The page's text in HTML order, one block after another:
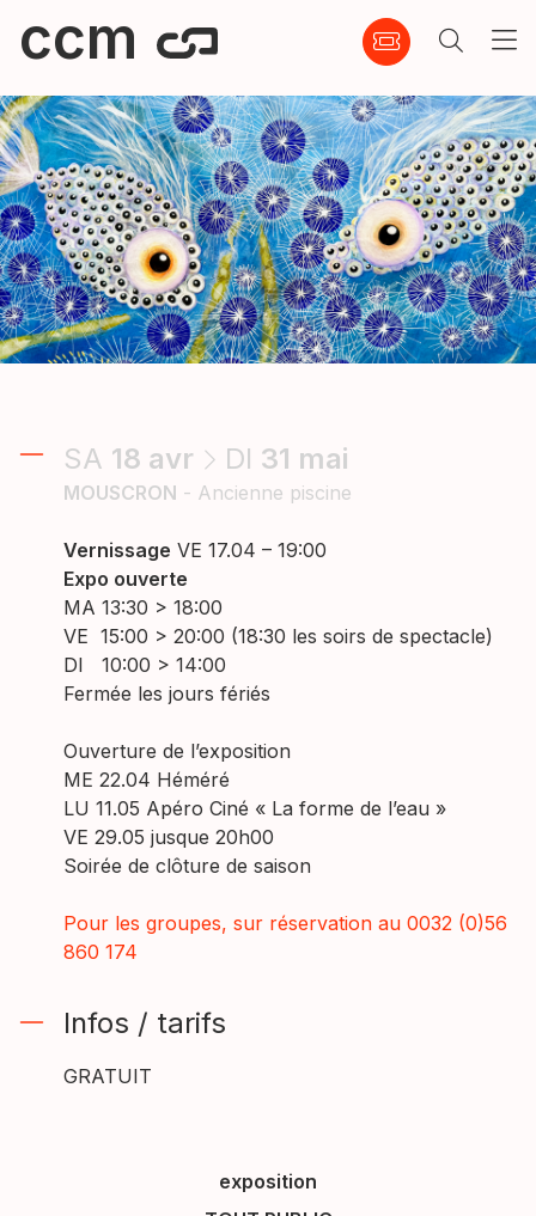
ccm
SA 18 avr DI 31 mai
MOUSCRON - Ancienne piscine
Vernissage VE 17.04 – 19:00
Expo ouverte
MA 13:30 > 18:00
VE 15:00 > 20:00 (18:30 les soirs de spectacle)
DI 10:00 > 14:00
Fermée les jours fériés
Ouverture de l’exposition
ME 22.04 Héméré
LU 11.05 Apéro Ciné « La forme de l’eau »
VE 29.05 jusque 20h00
Soirée de clôture de saison
Pour les groupes, sur réservation au 0032 (0)56
860 174
Infos / tarifs
GRATUIT
exposition